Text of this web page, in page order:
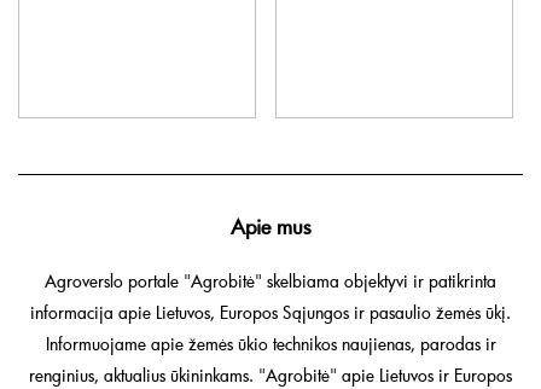
Apie mus
Agroverslo portale "Agrobitė" skelbiama objektyvi ir patikrinta
informacija apie Lietuvos, Europos Sąjungos ir pasaulio žemės ūkį.
Informuojame apie žemės ūkio technikos naujienas, parodas ir
renginius, aktualius ūkininkams. "Agrobitė" apie Lietuvos ir Europos